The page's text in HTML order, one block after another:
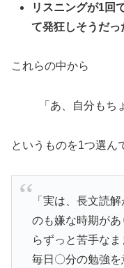
リスニングが1回
て発狂しそうだっ
これらの中から
「あ、自分もち
というものを1つ選ん
「実は、長文読
のも嫌な時期が
らずっと苦手な
毎日〇分の勉強